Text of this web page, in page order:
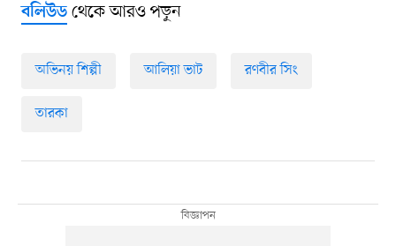
বলিউডথেকে আরও পড়ুন
অভিনয় শিল্পী আলিয়া ভাট রণবীর সিং
তারকা